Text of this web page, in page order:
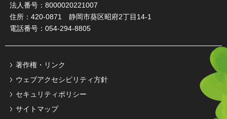
法人番号：8000020221007
住所：420-0871 静岡市葵区昭府2丁目14-1
電話番号：054-294-8805
著作権・リンク
ウェブアクセシビリティ方針
セキュリティポリシー
サイトマップ